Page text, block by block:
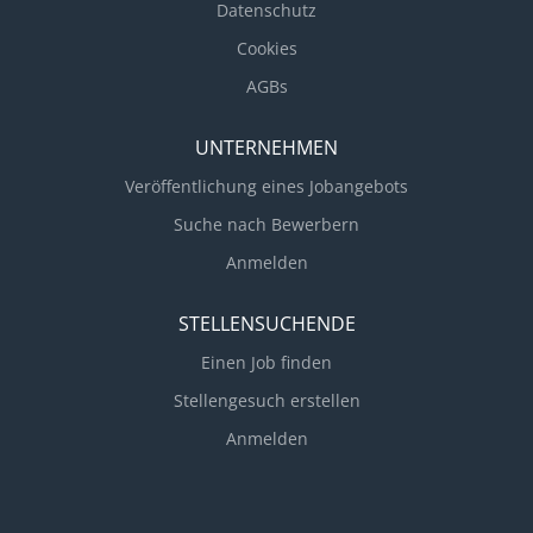
Datenschutz
Cookies
AGBs
UNTERNEHMEN
Veröffentlichung eines Jobangebots
Suche nach Bewerbern
Anmelden
STELLENSUCHENDE
Einen Job finden
Stellengesuch erstellen
Anmelden